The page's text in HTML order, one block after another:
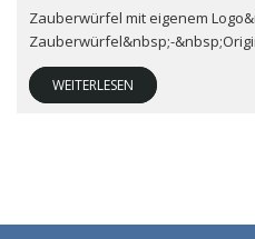
Zauberwürfel mit eigenem
Zauberwürfel&nbsp;-
WEITERLESEN